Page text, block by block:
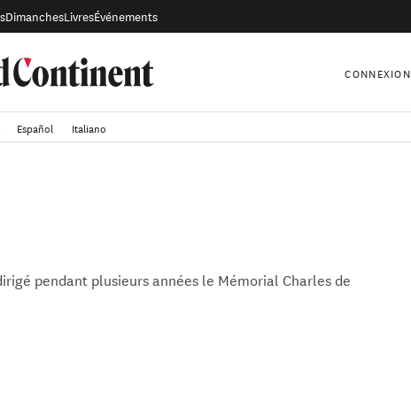
DimanchesLivresÉvénements
CONNEXION
Español Italiano
pendant plusieurs années le Mémorial Charles de